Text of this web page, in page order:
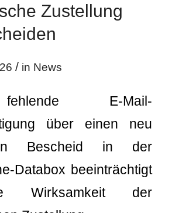
Zustellung
/ in News
E-Mail-
über einen neu
Bescheid in der
Databox beeinträchtigt
Wirksamkeit der